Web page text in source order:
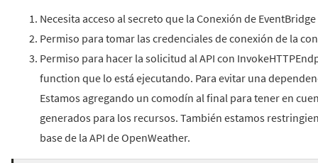
Necesita acceso al secreto que la Conexión de
Permiso para tomar las credenciales de conexión de la
Permiso para hacer la solicitud al API con
function que lo está ejecutando. Para evitar una
Estamos agregando un comodín al final para tener en
generados para los recursos. También estamos
base de la API de OpenWeather.